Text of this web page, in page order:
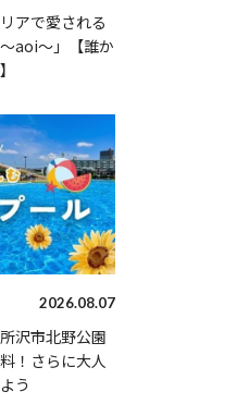
アで愛される
aoi〜」【誰か
2026.08.07
沢市北野公園
！さらに大人
う